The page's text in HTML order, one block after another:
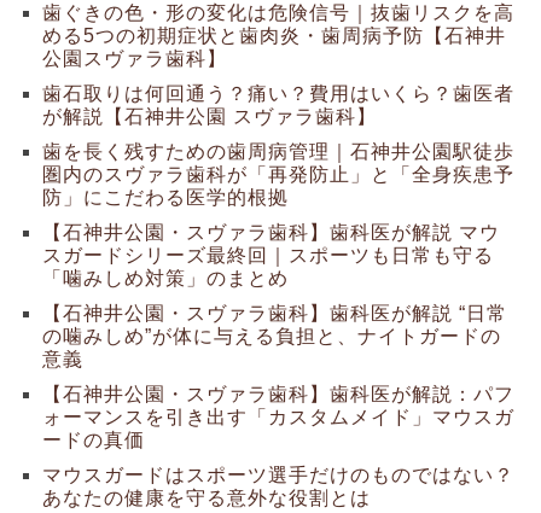
歯ぐきの色・形の変化は危険信号｜抜歯リスクを高
める5つの初期症状と歯肉炎・歯周病予防【石神井
公園スヴァラ歯科】
歯石取りは何回通う？痛い？費用はいくら？歯医者
が解説【石神井公園 スヴァラ歯科】
歯を長く残すための歯周病管理｜石神井公園駅徒歩
圏内のスヴァラ歯科が「再発防止」と「全身疾患予
防」にこだわる医学的根拠
【石神井公園・スヴァラ歯科】歯科医が解説 マウ
スガードシリーズ最終回｜スポーツも日常も守る
「噛みしめ対策」のまとめ
【石神井公園・スヴァラ歯科】歯科医が解説 “日常
の噛みしめ”が体に与える負担と、ナイトガードの
意義
【石神井公園・スヴァラ歯科】歯科医が解説：パフ
ォーマンスを引き出す「カスタムメイド」マウスガ
ードの真価
マウスガードはスポーツ選手だけのものではない？
あなたの健康を守る意外な役割とは